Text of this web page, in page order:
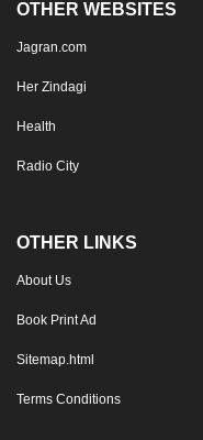
OTHER WEBSITES
Jagran.com
Her Zindagi
Health
Radio City
OTHER LINKS
About Us
Book Print Ad
Sitemap.html
Terms Conditions